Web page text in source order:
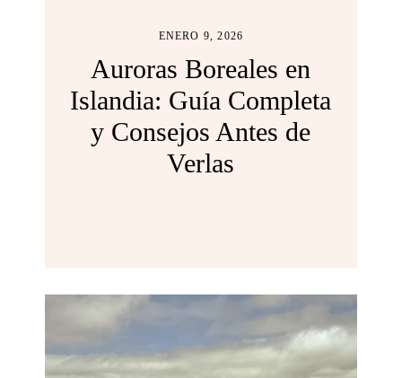
ENERO 9, 2026
Auroras Boreales en
Islandia: Guía Completa
y Consejos Antes de
Verlas